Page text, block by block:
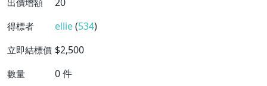
得標者 ellie(534)
立即結標價 $2,500
數量 0件